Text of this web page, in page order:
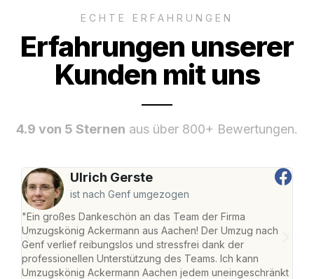
ECHTE ERFAHRUNGEN
Erfahrungen unserer
Kunden mit uns
4.9 von 5 Sternen aus über 800+ Bewertungen.
Ulrich Gerste
ist nach Genf umgezogen
"Ein großes Dankeschön an das Team der Firma
Umzugskönig Ackermann aus Aachen! Der Umzug nach
Genf verlief reibungslos und stressfrei dank der
professionellen Unterstützung des Teams. Ich kann
Umzugskönig Ackermann Aachen jedem uneingeschränkt